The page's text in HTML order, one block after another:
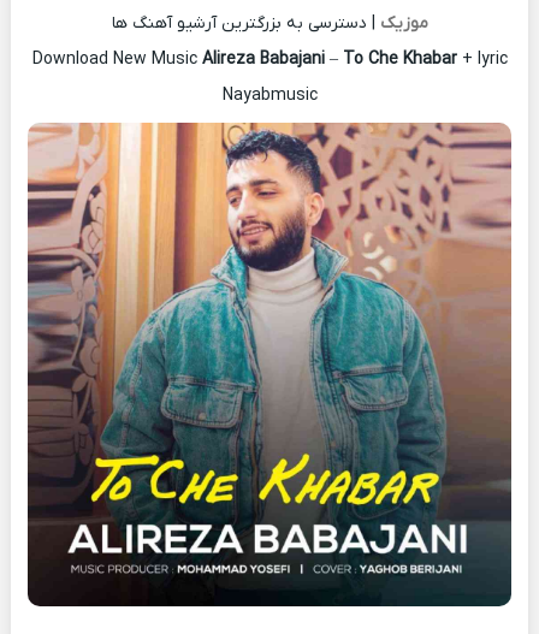
موزیک | دسترسی به بزرگترین آرشیو آهنگ ها
Download New Music Alireza Babajani– To Che Khabar+ lyric
Nayabmusic